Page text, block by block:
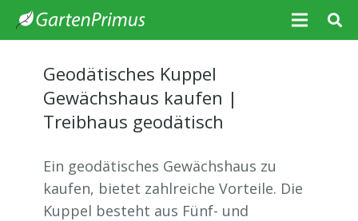
Geodätisches Kuppel
Gewächshaus kaufen |
Treibhaus geodätisch
Ein geodätisches Gewächshaus zu
kaufen, bietet zahlreiche Vorteile. Die
Kuppel besteht aus Fünf- und